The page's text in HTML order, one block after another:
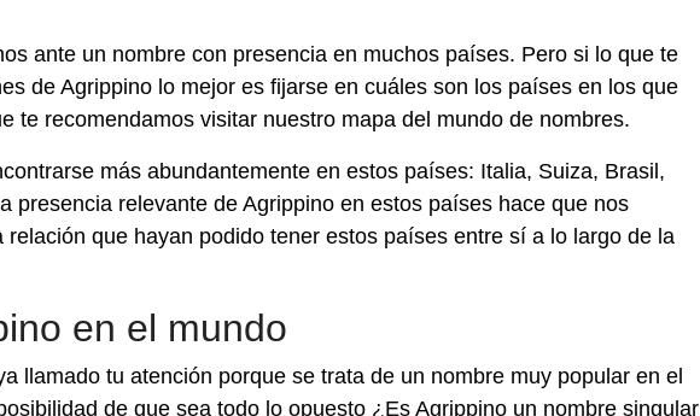
ante un nombre con presencia en muchos países. Pero si lo que te
de Agrippino lo mejor es fijarse en cuáles son los países en los que
te recomendamos visitar nuestro mapa del mundo de nombres.
más abundantemente en estos países: Italia, Suiza, Brasil,
presencia relevante de Agrippino en estos países hace que nos
relación que hayan podido tener estos países entre sí a lo largo de la
en el mundo
llamado tu atención porque se trata de un nombre muy popular en el
de que sea todo lo opuesto ¿Es Agrippino un nombre singular